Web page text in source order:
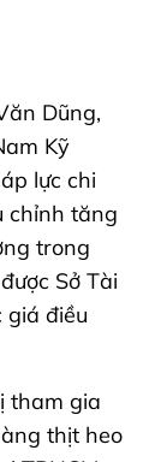
Dũng,
Kỹ
lực chi
chỉnh tăng
trong
Sở Tài
giá điều
tham gia
thịt heo